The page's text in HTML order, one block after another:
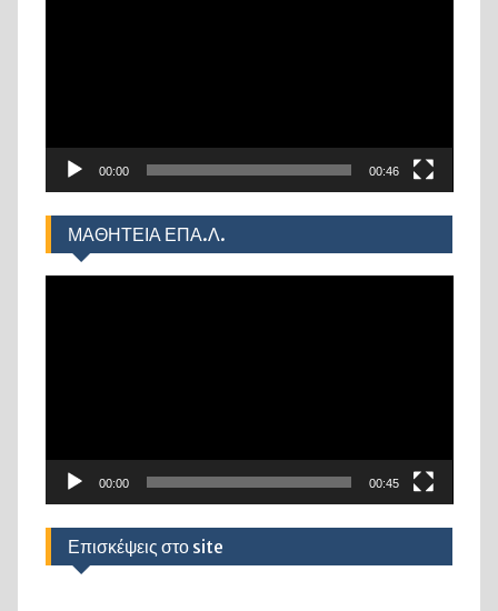
00:00 00:46
ΜΑΘΗΤΕΙΑ ΕΠΑ.Λ.
00:00 00:45
Επισκέψεις στο site